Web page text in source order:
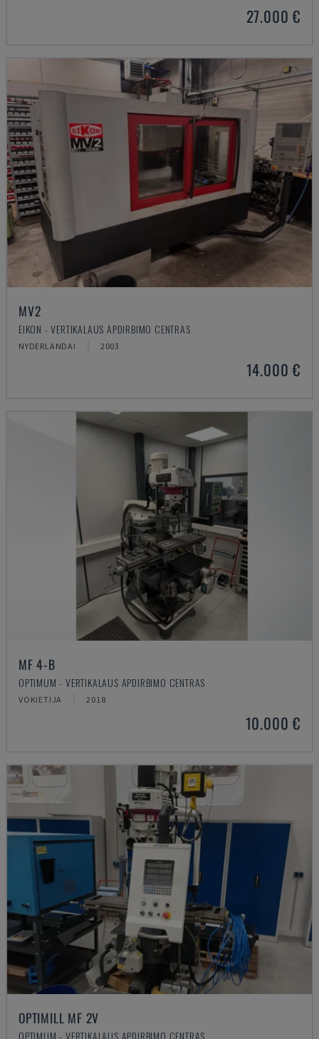
27.000 €
MV2
EIKON - VERTIKALAUS APDIRBIMO CENTRAS
NYDERLANDAI 2003
14.000 €
MF 4-B
OPTIMUM - VERTIKALAUS APDIRBIMO CENTRAS
VOKIETIJA 2018
10.000 €
OPTIMILL MF 2V
OPTIMUM - VERTIKALAUS APDIRBIMO CENTRAS